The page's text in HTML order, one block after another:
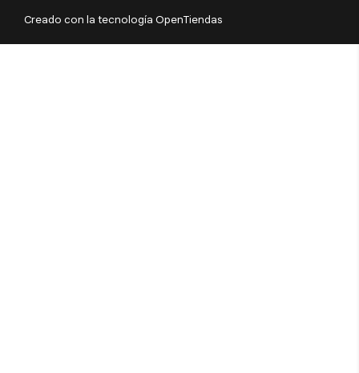
Creado con la tecnología OpenTiendas